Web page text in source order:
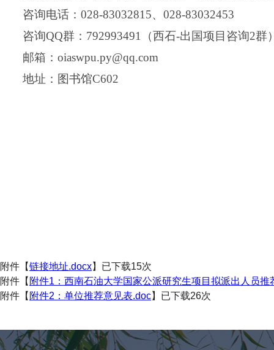
咨询电话：028-83032815、028-83032453
咨询QQ群： 792993491 （西石-出国项目咨询2群
邮箱：oiaswpu.py@qq.com
地址：图书馆C602
附件【链接地址.docx】已下载15次
附件【 附件1：西南石油大学国家公派研究生项目拟派出人员推
附件【 附件2：单位推荐意见表.doc】已下载26次